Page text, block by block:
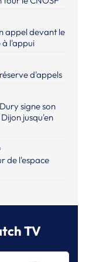
appel devant le
à l'appui
d'appels
signe son
jusqu'en
de l'espace
brestois
encore dans
TV